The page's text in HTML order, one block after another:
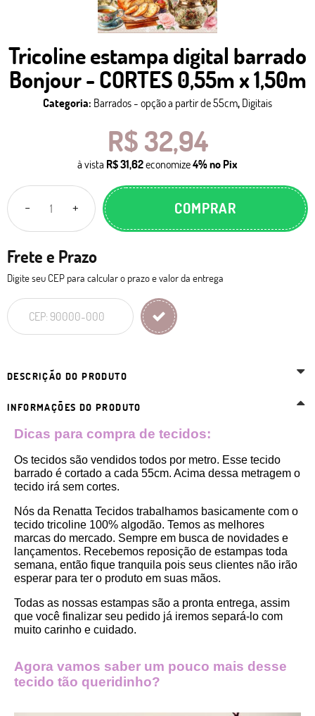
Tricoline estampa digital barrado
Bonjour - CORTES 0,55m x 1,50m
Categoria: Barrados - opção a partir de 55cm, Digitais
R$ 32,94
à vista R$ 31,62economize4%no Pix
COMPRAR
Frete e Prazo
Digite seu CEP para calcular o prazo e valor da entrega
DESCRIÇÃO DO PRODUTO
INFORMAÇÕES DO PRODUTO
Dicas para compra de tecidos:
Os tecidos são vendidos todos por metro. Esse tecido
barrado é cortado a cada 55cm. Acima dessa metragem o
tecido irá sem cortes.
Nós da Renatta Tecidos trabalhamos basicamente com o
tecido tricoline 100% algodão. Temos as melhores
marcas do mercado. Sempre em busca de novidades e
lançamentos. Recebemos reposição de estampas toda
semana, então fique tranquila pois seus clientes não irão
esperar para ter o produto em suas mãos.
Todas as nossas estampas são a pronta entrega, assim
que você finalizar seu pedido já iremos separá-lo com
muito carinho e cuidado.
Agora vamos saber um pouco mais desse
tecido tão queridinho?